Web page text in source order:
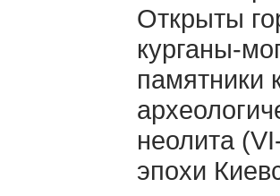
Открыты
курганы-
памятники
неолита
эпохи